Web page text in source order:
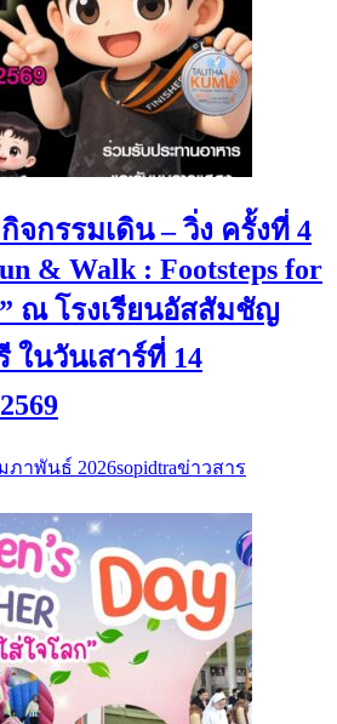
จกรรมเดิน – วิ่ง ครั้งที่ 4
& Walk : Footsteps for
ณ โรงเรียนอัสสัมชัญ
นวันเสาร์ที่ 14
ภาพันธ์ 2026sopidtraข่าวสาร